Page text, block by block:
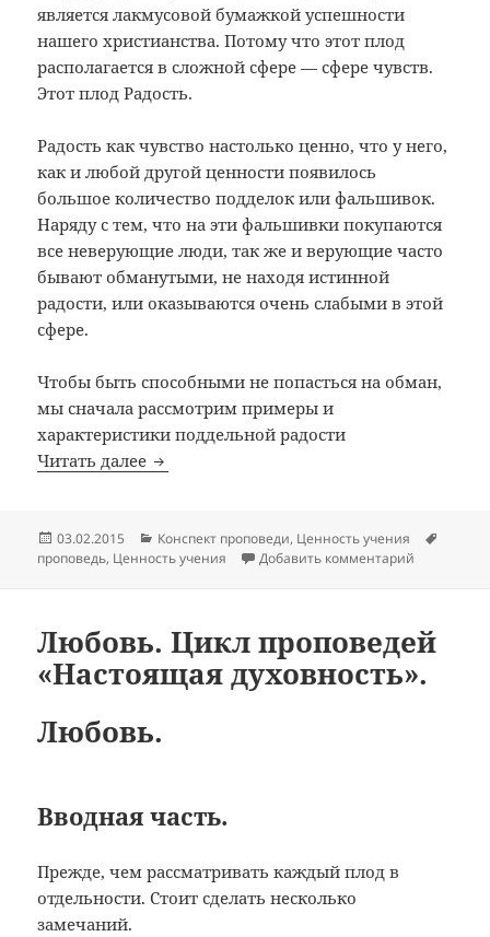
является лакмусовой бумажкой успешности
нашего христианства. Потому что этот плод
располагается в сложной сфере — сфере чувств.
Этот плод Радость.
Радость как чувство настолько ценно, что у него,
как и любой другой ценности появилось
большое количество подделок или фальшивок.
Наряду с тем, что на эти фальшивки покупаются
все неверующие люди, так же и верующие часто
бывают обманутыми, не находя истинной
радости, или оказываются очень слабыми в этой
сфере.
Чтобы быть способными не попасться на обман,
мы сначала рассмотрим примеры и
характеристики поддельной радости
Читать далее Радость. Цикл проповедей «Настоящая
Опубликовано
03.02.2015 Рубрики
Конспект проповеди, Ценность учения
проповедь, Ценность учения Добавить комментарий
Любовь. Цикл проповедей
«Настоящая духовность».
Любовь.
Вводная часть.
Прежде, чем рассматривать каждый плод в
отдельности. Стоит сделать несколько
замечаний.